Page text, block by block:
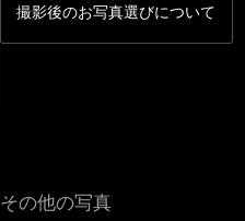
撮影後のお写真選びについて
その他の写真